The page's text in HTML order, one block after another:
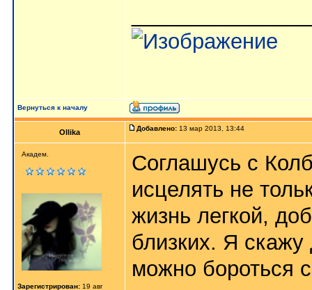
Вернуться к началу
Ollika Добавлено: 13 мар 2013, 13:44
Академ.
Зарегистрирован: 19 авг
Соглашусь с
исцелять не
жизнь легкой,
близких. Я
можно бороться